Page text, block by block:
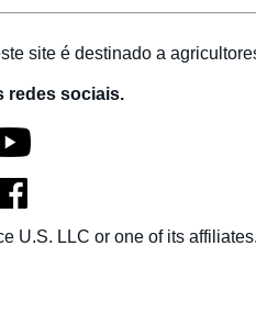
site é destinado a
redes sociais.
U.S. LLC or one of its